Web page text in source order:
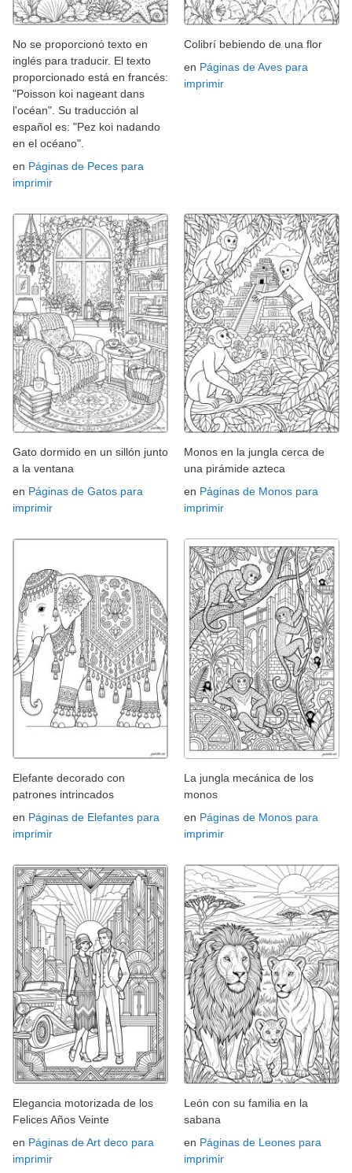
No se proporcionó texto en
inglés para traducir. El texto
proporcionado está en francés:
"Poisson koi nageant dans
l'océan". Su traducción al
español es: "Pez koi nadando
en el océano".
en Páginas de Peces para
imprimir
Colibrí bebiendo de una flor
en Páginas de Aves para
imprimir
Gato dormido en un sillón junto
a la ventana
en Páginas de Gatos para
imprimir
Monos en la jungla cerca de
una pirámide azteca
en Páginas de Monos para
imprimir
Elefante decorado con
patrones intrincados
en Páginas de Elefantes para
imprimir
La jungla mecánica de los
monos
en Páginas de Monos para
imprimir
Elegancia motorizada de los
Felices Años Veinte
en Páginas de Art deco para
imprimir
León con su familia en la
sabana
en Páginas de Leones para
imprimir